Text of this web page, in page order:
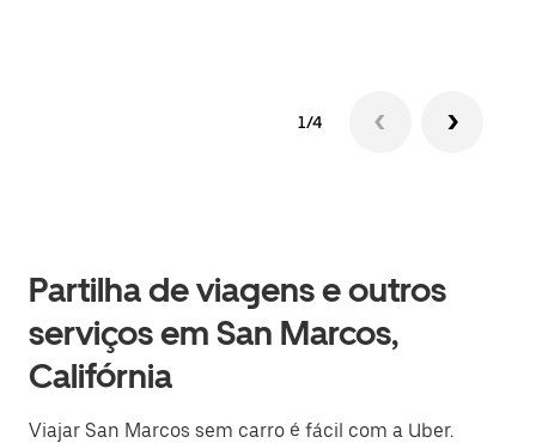
1/4
Partilha de viagens e outros
serviços em San Marcos,
Califórnia
Viajar San Marcos sem carro é fácil com a Uber.